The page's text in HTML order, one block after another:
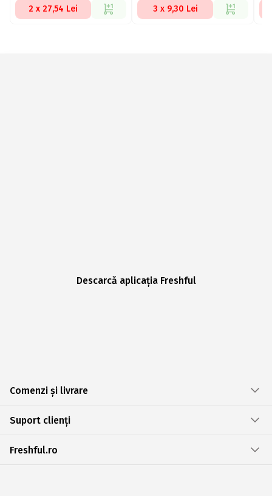
2 x 27,54 Lei 3 x 9,30 Lei
Descarcă aplicația Freshful
Comenzi și livrare
Suport clienți
Freshful.ro